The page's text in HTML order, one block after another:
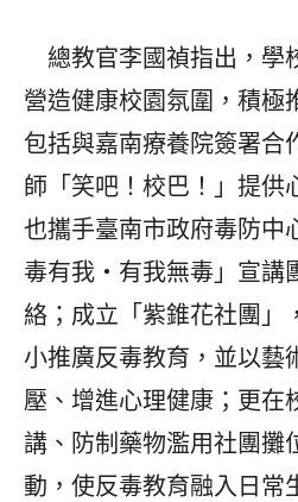
總教官李國禎指出，學
營造健康校園氛圍，積極
包括與嘉南療養院簽署合
師「笑吧！校巴！」提供
也攜手臺南市政府毒防中
毒有我・有我無毒」宣講
絡；成立「紫錐花社團」
小推廣反毒教育，並以藝
壓、增進心理健康；更在
講、防制藥物濫用社團攤
動，使反毒教育融入日常